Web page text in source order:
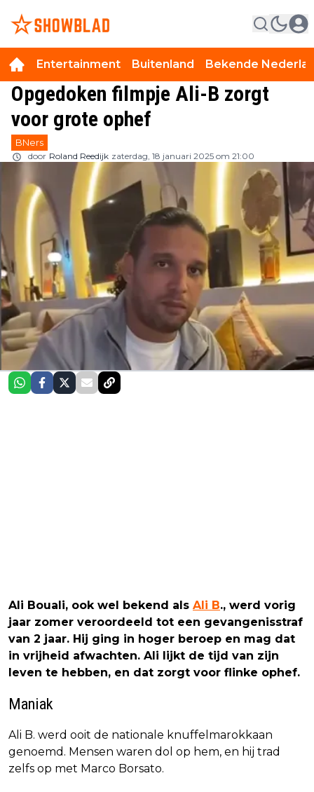
Entertainment Buitenland Bekende
Opgedoken filmpje Ali-B zorgt
voor grote ophef
BNers
door Roland Reedijk zaterdag, 18 januari 2025 om 21:00
Ali Bouali, ook wel bekend als Ali B., werd vorig
jaar zomer veroordeeld tot een gevangenisstraf
van 2 jaar. Hij ging in hoger beroep en mag dat
in vrijheid afwachten. Ali lijkt de tijd van zijn
leven te hebben, en dat zorgt voor flinke ophef.
Maniak
Ali B. werd ooit de nationale knuffelmarokkaan
genoemd. Mensen waren dol op hem, en hij trad
zelfs op met Marco Borsato.